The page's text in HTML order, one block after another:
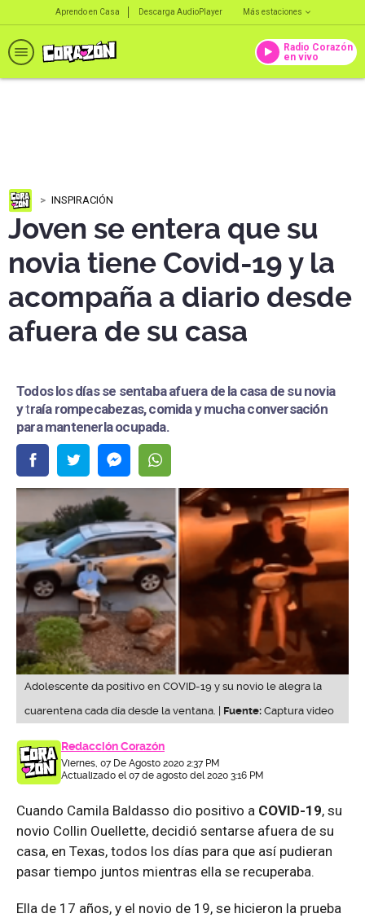
Aprendo en Casa Descarga AudioPlayer Más estaciones
Radio Corazón
en vivo
INSPIRACIÓN
Joven se entera que su
novia tiene Covid-19 y la
acompaña a diario desde
afuera de su casa
Todos los días se sentaba afuera de la casa de su novia
ytraía rompecabezas, comida y mucha conversación
para mantenerla ocupada.
Adolescente da positivo en COVID-19 y su novio le alegra la
cuarentena cada día desde la ventana. | Fuente: Captura video
Redacción Corazón
Viernes, 07 De Agosto 2020 2:37 PM
Actualizado el 07 de agosto del 2020 3:16 PM
Cuando Camila Baldasso dio positivo a COVID-19, su
novio Collin Ouellette, decidió sentarse afuera de su
casa, en Texas, todos los días para que así pudieran
pasar tiempo juntos mientras ella se recuperaba.
Ella de 17 años, y el novio de 19, se hicieron la prueba